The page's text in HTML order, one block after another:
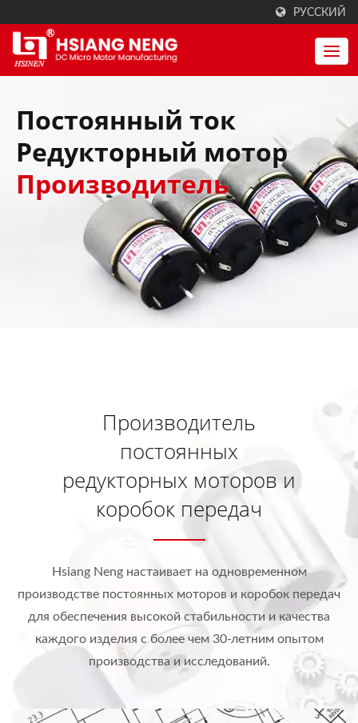
РУССКИЙ
Постоянный ток
Редукторный мотор
Производитель
Производитель
постоянных
редукторных моторов и
коробок передач
Hsiang Neng настаивает на одновременном
производстве постоянных моторов и коробок передач
для обеспечения высокой стабильности и качества
каждого изделия с более чем 30-летним опытом
производства и исследований.